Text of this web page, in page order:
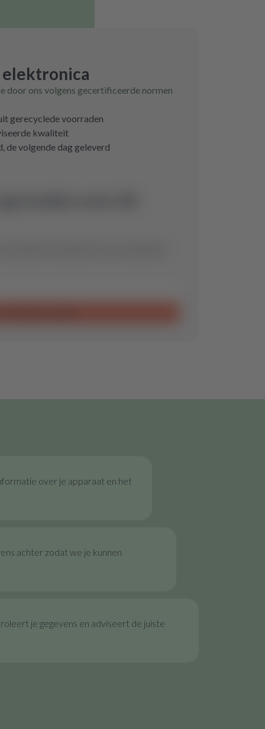
door ons volgens gecertificeerde normen
gerecyclede voorraden
kwaliteit
de volgende dag geleverd
over je apparaat en het
achter zodat we je kunnen
je gegevens en adviseert de juiste